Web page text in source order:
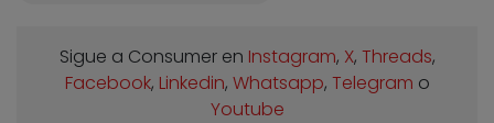
Sigue a Consumer en Instagram, X, Threads,
Facebook, Linkedin, Whatsapp, Telegram o
Youtube